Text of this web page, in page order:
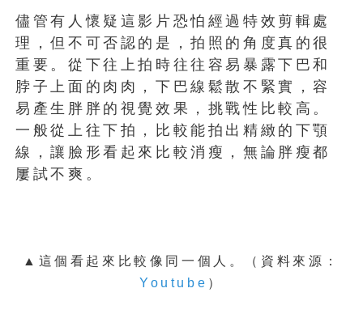
儘管有人懷疑這影片恐怕經過特效剪輯處
理，但不可否認的是，拍照的角度真的很
重要。從下往上拍時往往容易暴露下巴和
脖子上面的肉肉，下巴線鬆散不緊實，容
易產生胖胖的視覺效果，挑戰性比較高。
一般從上往下拍，比較能拍出精緻的下顎
線，讓臉形看起來比較消瘦，無論胖瘦都
屢試不爽。
▲這個看起來比較像同一個人。（資料來源：
Youtube ）